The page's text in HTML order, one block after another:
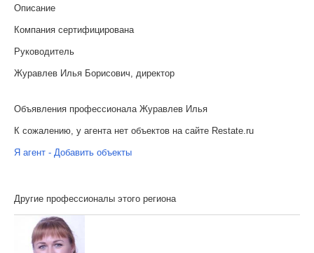
Описание
Компания сертифицирована
Руководитель
Журавлев Илья Борисович, директор
Объявления профессионала Журавлев Илья
К сожалению, у агента нет объектов на сайте Restate.ru
Я агент - Добавить объекты
Другие профессионалы этого региона